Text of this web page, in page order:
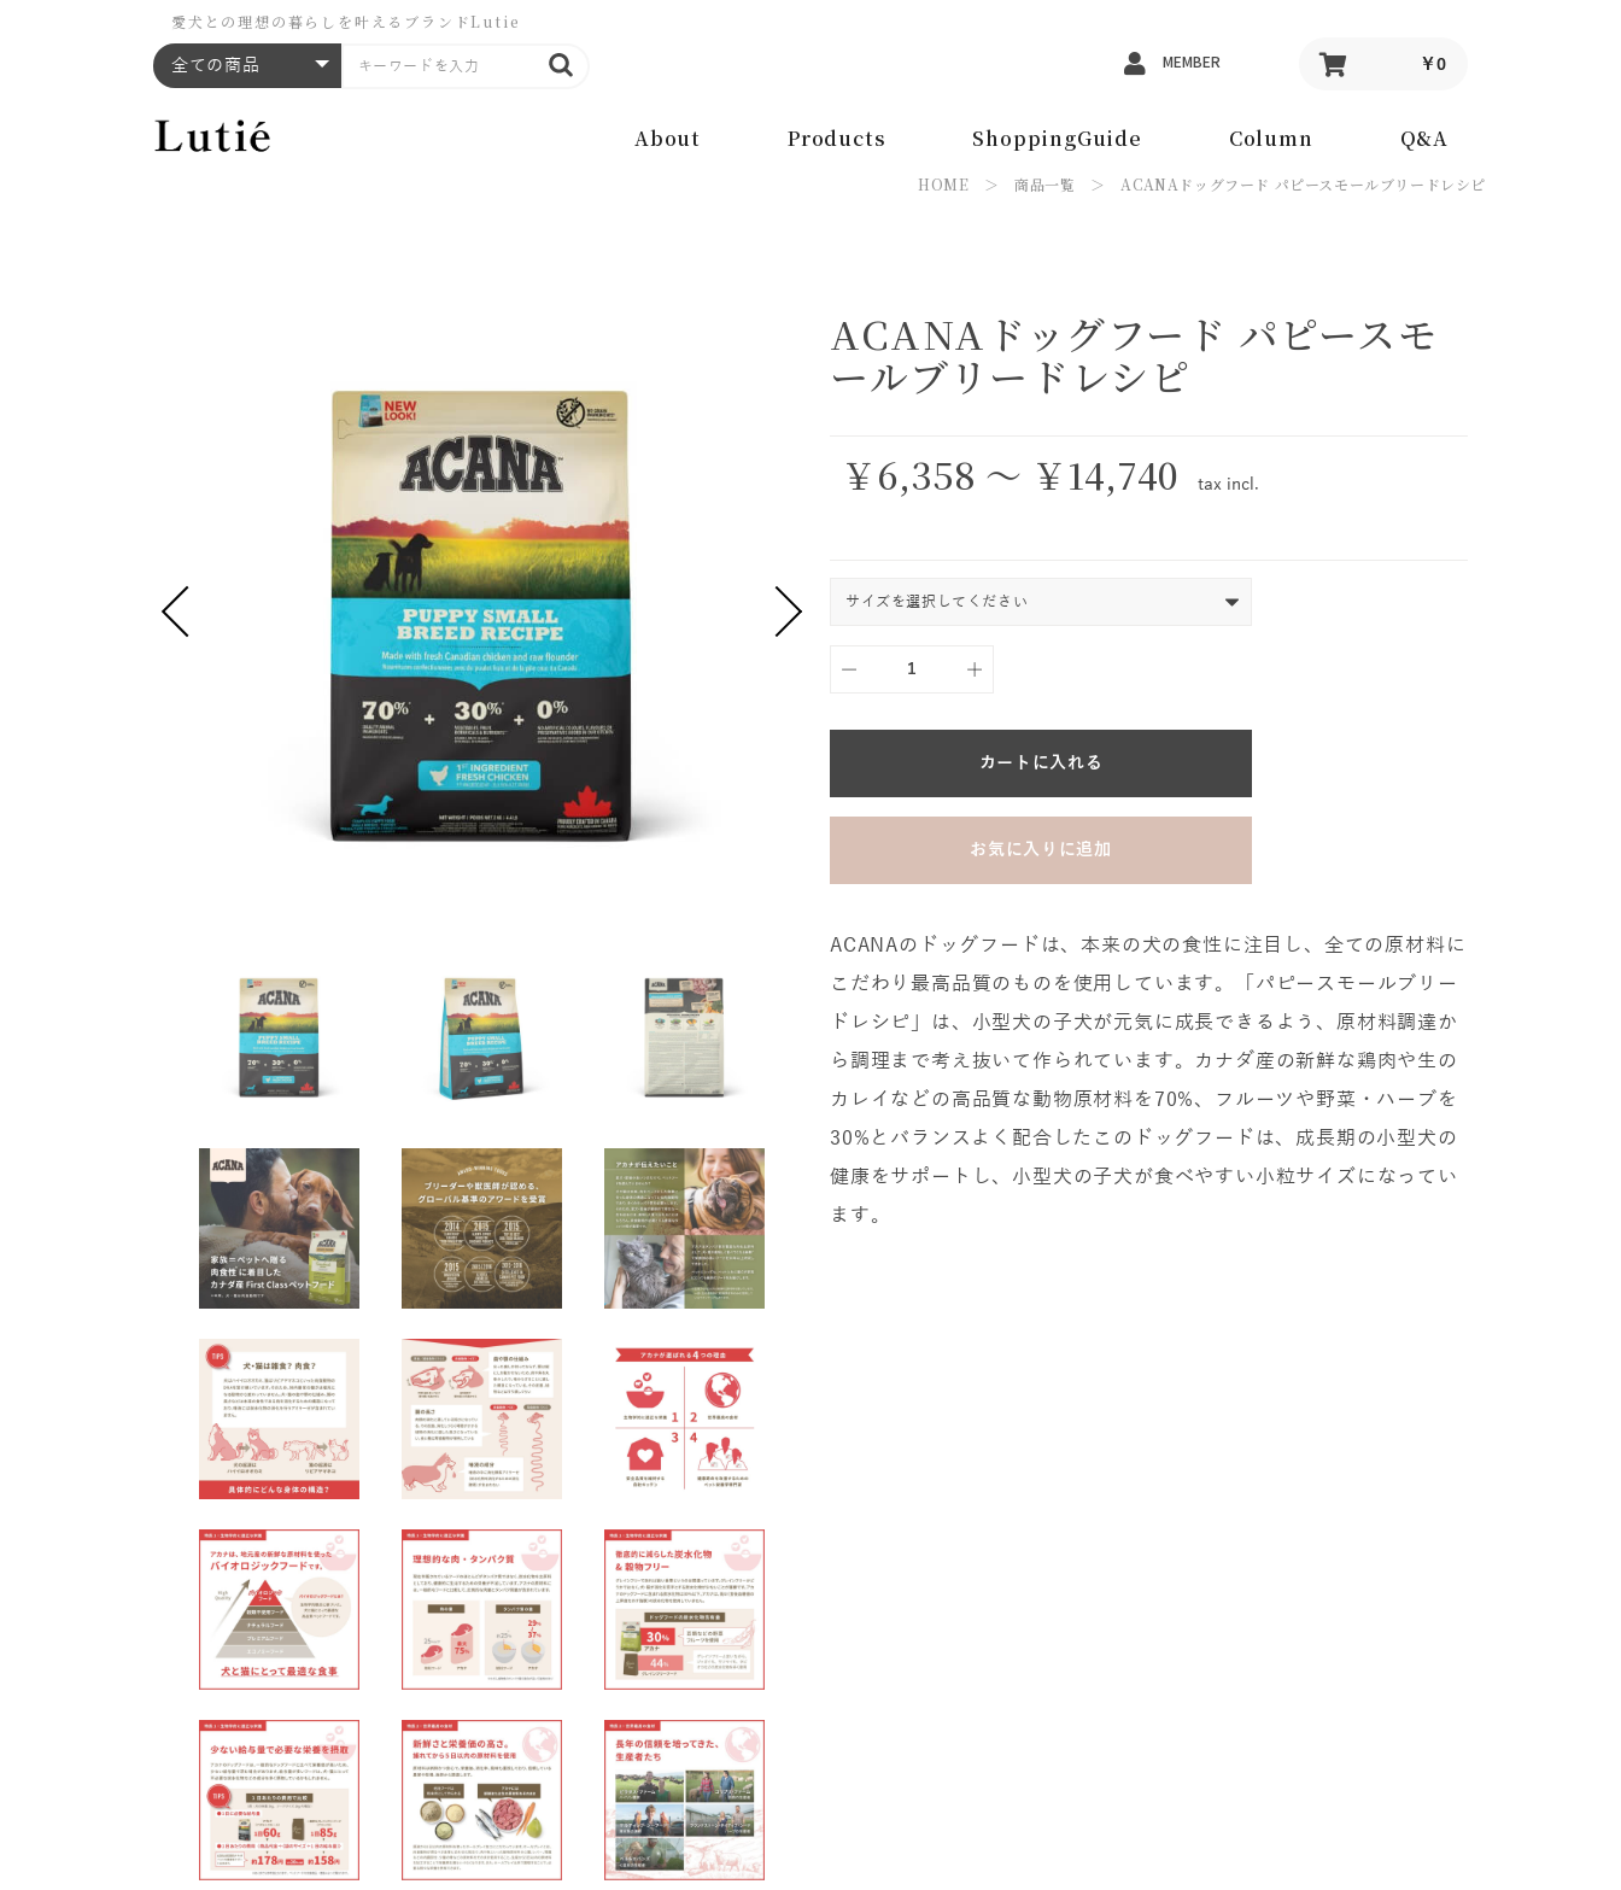
愛犬との理想の暮らしを叶えるブランドLutie
全ての商品 MEMBER ￥0
About Products ShoppingGuide Column Q&A
HOME ＞商品一覧 ＞ ACANAドッグフード パピースモールブリードレシピ
ACANAドッグフード パピースモ
ールブリードレシピ
￥6,358 ～ ￥14,740 tax incl.
カートに入れる
お気に入りに追加
ACANAのドッグフードは、本来の犬の食性に注目し、全ての原材料に
こだわり最高品質のものを使用しています。「パピースモールブリー
ドレシピ」は、小型犬の子犬が元気に成長できるよう、原材料調達か
ら調理まで考え抜いて作られています。カナダ産の新鮮な鶏肉や生の
カレイなどの高品質な動物原材料を70%、フルーツや野菜・ハーブを
30%とバランスよく配合したこのドッグフードは、成長期の小型犬の
健康をサポートし、小型犬の子犬が食べやすい小粒サイズになってい
ます。